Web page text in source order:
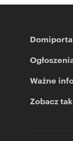
Domiporta
Ważne
Zobacz